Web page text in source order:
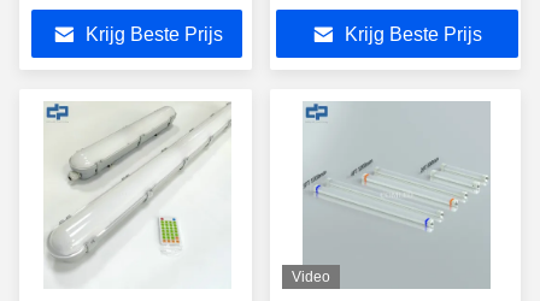
lineaire lichten
Krijg Beste Prijs
Krijg Beste Prijs
Video